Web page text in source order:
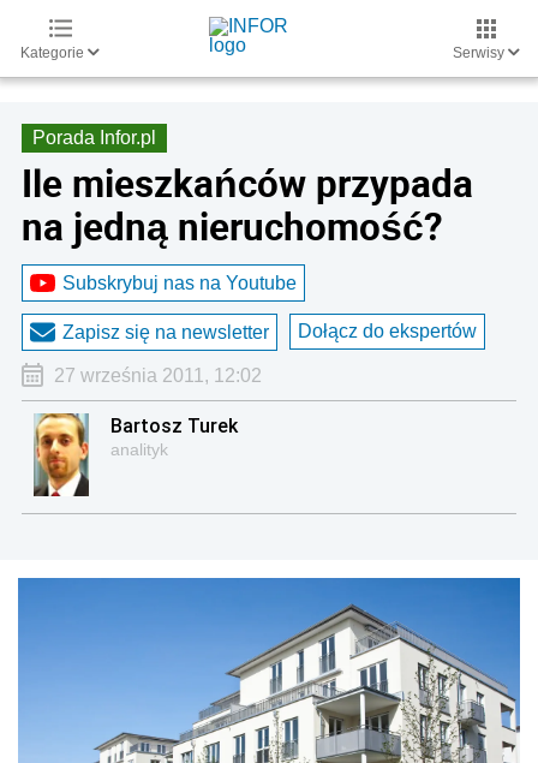
Kategorie Serwisy
Porada Infor.pl
Ile mieszkańców przypada
na jedną nieruchomość?
Subskrybuj nas na Youtube
Zapisz się na newsletter Dołącz do ekspertów
27 września 2011, 12:02
Bartosz Turek
analityk